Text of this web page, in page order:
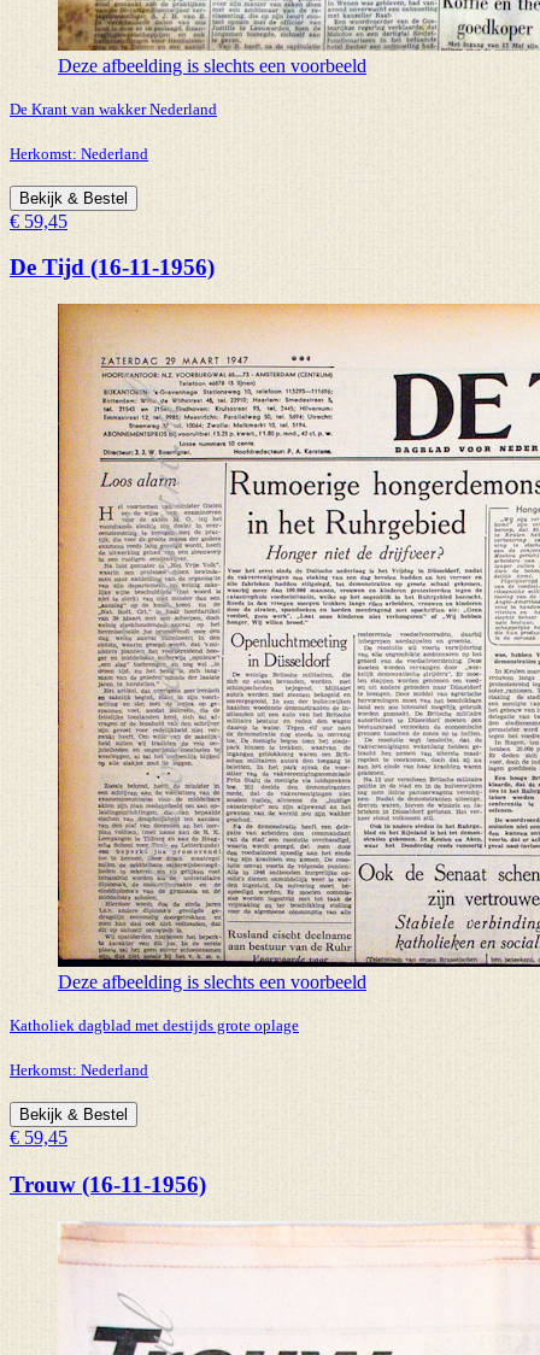
Deze afbeelding is slechts een voorbeeld
De Krant van wakker Nederland
Herkomst: Nederland
Bekijk & Bestel
€ 59,45
De Tijd (16-11-1956)
Deze afbeelding is slechts een voorbeeld
Katholiek dagblad met destijds grote oplage
Herkomst: Nederland
Bekijk & Bestel
€ 59,45
Trouw (16-11-1956)